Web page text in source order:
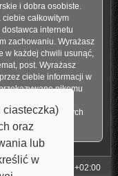
ciasteczka)
oraz
lub
w
i dobra osobiste.
całkowitym
internetu
zachowaniu. Wyrażasz
w każdej chwili usunąć,
post. Wyrażasz
ciebie informacji w
nikomu
podczas których
UTC+02:00